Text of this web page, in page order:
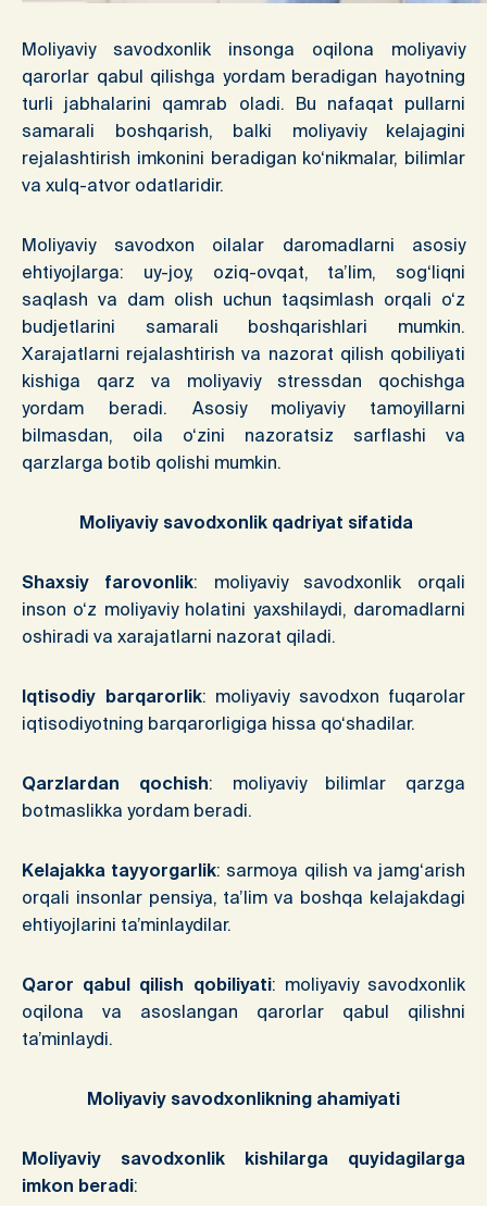
Moliyaviy savodxonlik insonga oqilona moliyaviy
qarorlar qabul qilishga yordam beradigan hayotning
turli jabhalarini qamrab oladi. Bu nafaqat pullarni
samarali boshqarish, balki moliyaviy kelajagini
rejalashtirish imkonini beradigan ko‘nikmalar, bilimlar
va xulq-atvor odatlaridir.
Moliyaviy savodxon oilalar daromadlarni asosiy
ehtiyojlarga: uy-joy, oziq-ovqat, ta’lim, sog‘liqni
saqlash va dam olish uchun taqsimlash orqali o‘z
budjetlarini samarali boshqarishlari mumkin.
Xarajatlarni rejalashtirish va nazorat qilish qobiliyati
kishiga qarz va moliyaviy stressdan qochishga
yordam beradi. Asosiy moliyaviy tamoyillarni
bilmasdan, oila o‘zini nazoratsiz sarflashi va
qarzlarga botib qolishi mumkin.
Moliyaviy savodxonlik qadriyat sifatida
Shaxsiy farovonlik: moliyaviy savodxonlik orqali
inson o‘z moliyaviy holatini yaxshilaydi, daromadlarni
oshiradi va xarajatlarni nazorat qiladi.
Iqtisodiy barqarorlik: moliyaviy savodxon fuqarolar
iqtisodiyotning barqarorligiga hissa qo‘shadilar.
Qarzlardan qochish: moliyaviy bilimlar qarzga
botmaslikka yordam beradi.
Kelajakka tayyorgarlik: sarmoya qilish va jamg‘arish
orqali insonlar pensiya, ta’lim va boshqa kelajakdagi
ehtiyojlarini ta’minlaydilar.
Qaror qabul qilish qobiliyati: moliyaviy savodxonlik
oqilona va asoslangan qarorlar qabul qilishni
ta’minlaydi.
Moliyaviy savodxonlikning ahamiyati
Moliyaviy savodxonlik kishilarga quyidagilarga
imkon beradi: